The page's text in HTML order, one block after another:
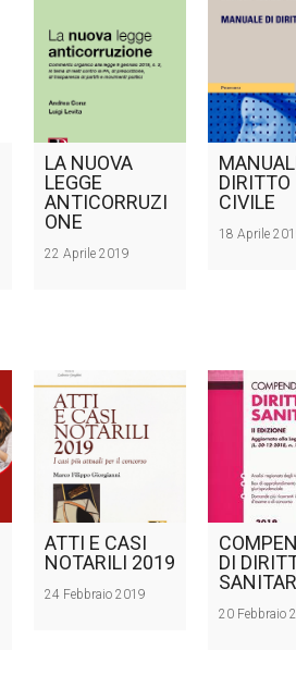
LA NUOVA
LEGGE
ANTICORRUZI
ONE
22 Aprile 2019
DIRITTO
CIVILE
18 Aprile
ATTI E CASI
NOTARILI 2019
24 Febbraio 2019
DI
20 Febbraio